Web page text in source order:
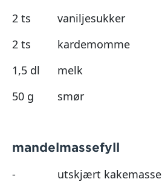
2 ts
vaniljesukker
2 ts
kardemomme
1,5 dl
melk
50 g
smør
mandelmassefyll
-
utskjært kakemasse